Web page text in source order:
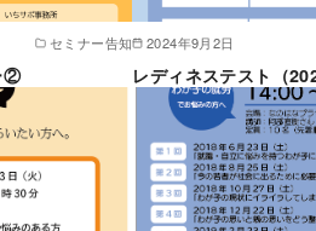
セミナー告知
②
2024年9月2日
レディネステスト（